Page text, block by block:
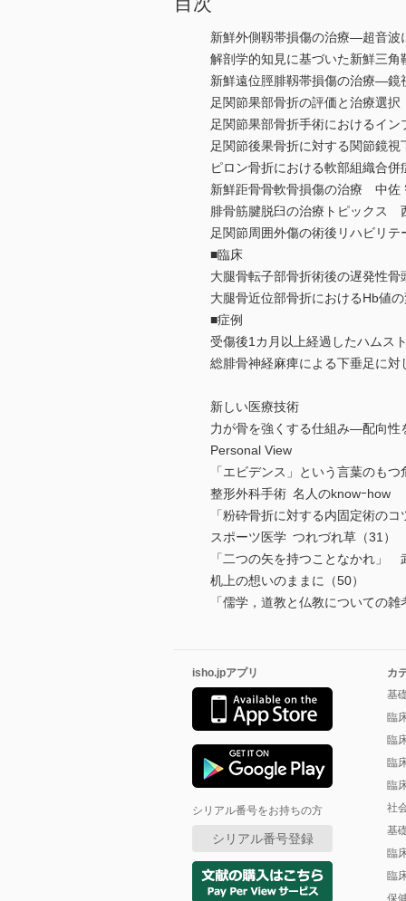
新鮮外側靱帯損傷の治療―超音
解剖学的知見に基づいた新鮮三
新鮮遠位脛腓靱帯損傷の治療―
足関節果部骨折の評価と治療選
足関節果部骨折手術におけるイ
足関節後果骨折に対する関節鏡
ピロン骨折における軟部組織合
新鮮距骨骨軟骨損傷の治療 中佐
腓骨筋腱脱臼の治療トピックス
足関節周囲外傷の術後リハビリ
■臨床
大腿骨転子部骨折術後の遅発性
大腿骨近位部骨折におけるHb値
■症例
受傷後1カ月以上経過したハムス
総腓骨神経麻痺による下垂足に
新しい医療技術
力が骨を強くする仕組み―配向
Personal View
「エビデンス」という言葉のも
整形外科手術 名人のknowｰhow
「粉砕骨折に対する内固定術の
スポーツ医学 つれづれ草（31）
「二つの矢を持つことなかれ」
机上の想いのままに（50）
「儒学，道教と仏教についての
isho.jpアプリ
シリアル番号をお持ちの方
シリアル番号登録
カ
基
臨
臨
臨
臨
社
基
臨
臨